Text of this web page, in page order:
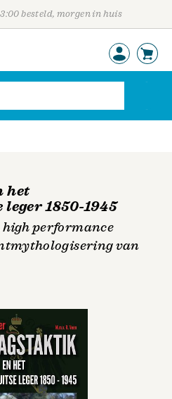
besteld, morgen in huis
het
1850-1945
high performance
van